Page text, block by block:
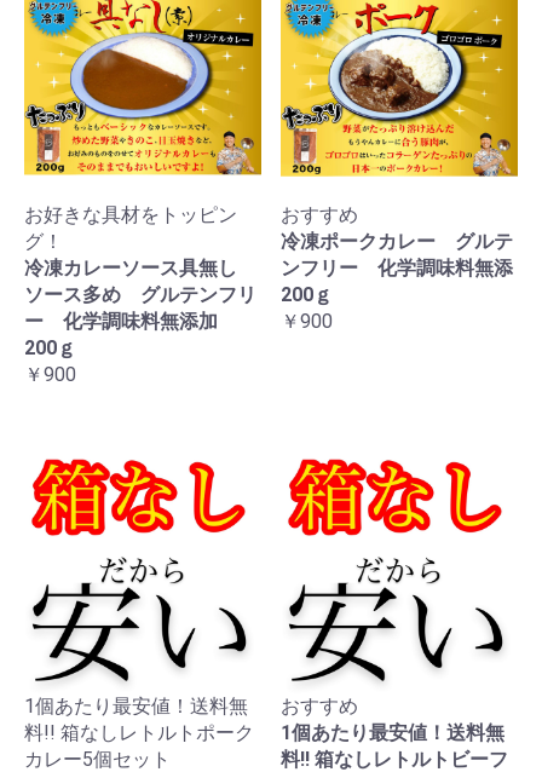
お好きな具材をトッピン
グ！
冷凍カレーソース具無し
ソース多め グルテンフリ
ー 化学調味料無添加
200ｇ
￥900
おすすめ
冷凍ポークカレー グルテ
ンフリー 化学調味料無添
200ｇ
￥900
1個あたり最安値！送料無
料!! 箱なしレトルトポーク
カレー5個セット
おすすめ
1個あたり最安値！送料無
料!! 箱なしレトルトビーフ